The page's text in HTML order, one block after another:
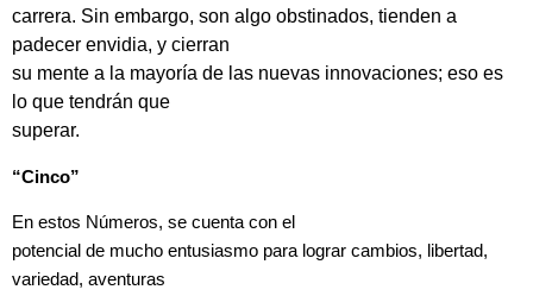
carrera. Sin embargo, son algo obstinados, tienden a
padecer envidia, y cierran
su mente a la mayoría de las nuevas innovaciones; eso es
lo que tendrán que
superar.
“Cinco”
En estos Números, se cuenta con el
potencial de mucho entusiasmo para lograr cambios, libertad,
variedad, aventuras